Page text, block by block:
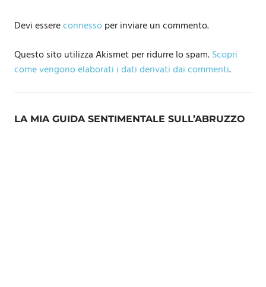
Devi essereconnessoper inviare un commento.
Questo sito utilizza Akismet per ridurre lo spam.Scopri
come vengono elaborati i dati derivati dai commenti.
LA MIA GUIDA SENTIMENTALE SULL’ABRUZZO